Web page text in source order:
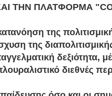
ΤΗΝ ΠΛΑΤΦΟΡΜΑ
της
της
δεξιότητα,
διεθνές